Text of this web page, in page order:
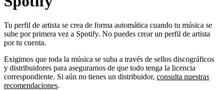
Tu perfil de artista se crea de forma automática cuando tu música se
sube por primera vez a Spotify. No puedes crear un perfil de artista
por tu cuenta.
Exigimos que toda la música se suba a través de sellos discográficos
y distribuidores para asegurarnos de que todo tenga la licencia
correspondiente. Si aún no tienes un distribuidor, consulta nuestras
recomendaciones.